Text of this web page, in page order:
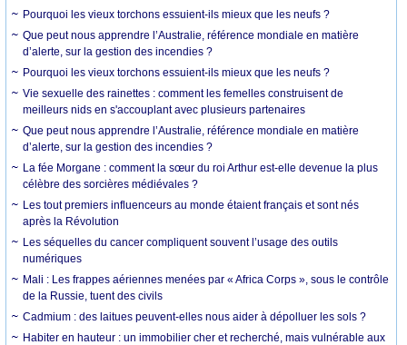
Pourquoi les vieux torchons essuient-ils mieux que les neufs ?
Que peut nous apprendre l’Australie, référence mondiale en matière
d’alerte, sur la gestion des incendies ?
Pourquoi les vieux torchons essuient-ils mieux que les neufs ?
Vie sexuelle des rainettes : comment les femelles construisent de
meilleurs nids en s'accouplant avec plusieurs partenaires
Que peut nous apprendre l’Australie, référence mondiale en matière
d’alerte, sur la gestion des incendies ?
La fée Morgane : comment la sœur du roi Arthur est-elle devenue la plus
célèbre des sorcières médiévales ?
Les tout premiers influenceurs au monde étaient français et sont nés
après la Révolution
Les séquelles du cancer compliquent souvent l’usage des outils
numériques
Mali : Les frappes aériennes menées par « Africa Corps », sous le contrôle
de la Russie, tuent des civils
Cadmium : des laitues peuvent-elles nous aider à dépolluer les sols ?
Habiter en hauteur : un immobilier cher et recherché, mais vulnérable aux